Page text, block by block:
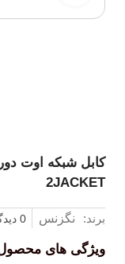
2JACKET
برند: نگزنس 0 دیدگاه
ویژگی های